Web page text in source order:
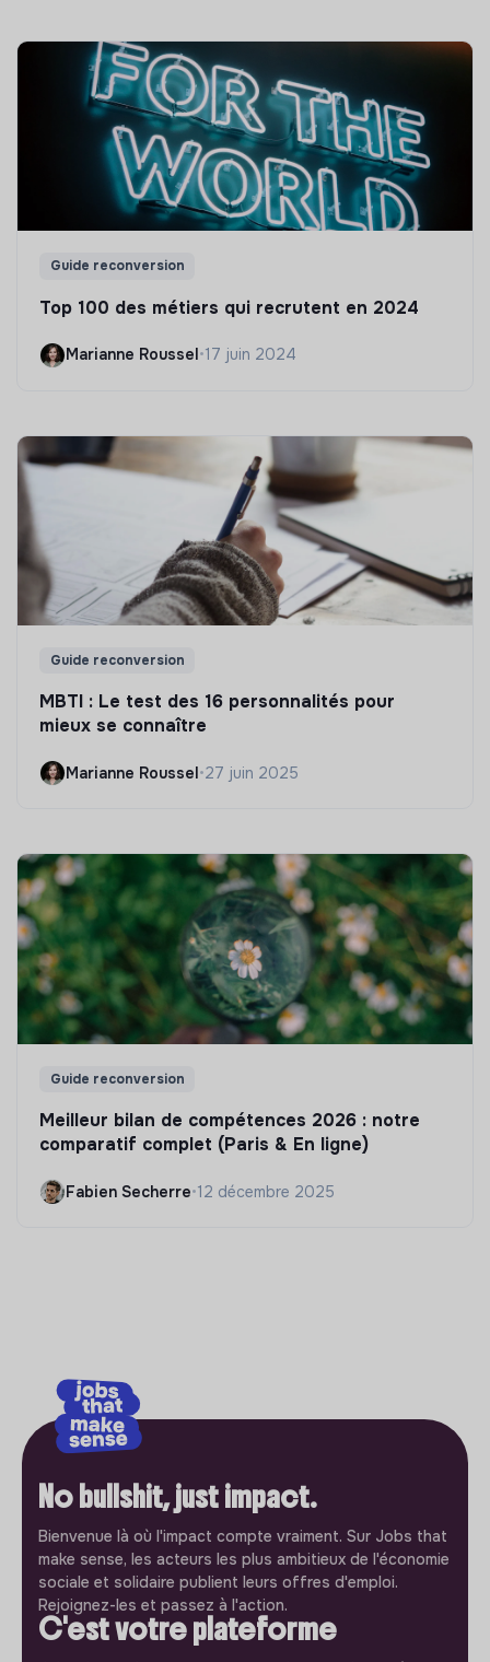
Guide reconversion
Top 100 des métiers qui recrutent en 2024
Marianne Roussel•17 juin 2024
Guide reconversion
MBTI : Le test des 16 personnalités pour
mieux se connaître
Marianne Roussel•27 juin 2025
Guide reconversion
Meilleur bilan de compétences 2026 : notre
comparatif complet (Paris & En ligne)
Fabien Secherre•12 décembre 2025
No bullshit, just impact.
Bienvenue là où l'impact compte vraiment. Sur Jobs that
make sense, les acteurs les plus ambitieux de l'économie
sociale et solidaire publient leurs offres d'emploi.
Rejoignez-les et passez à l'action.
C'est votre plateforme